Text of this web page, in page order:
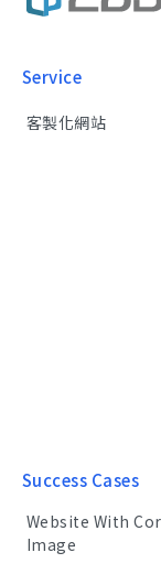
Service
客製化網站
Success Cases
Website With
Image